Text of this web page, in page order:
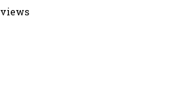
views